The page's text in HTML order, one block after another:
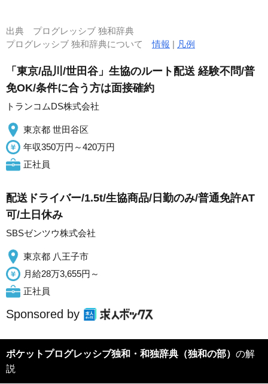
出典 プログレッシブ 独和辞典
プログレッシブ 独和辞典について情報 | 凡例
「東京/品川/世田谷」生協のルート配送 経験不問/普
免OK/条件に合う方は面接確約
トランコムDS株式会社
東京都 世田谷区
年収350万円～420万円
正社員
配送ドライバー/1.5t/生協商品/日勤のみ/普通免許AT
可/土日休み
SBSゼンツウ株式会社
東京都 八王子市
月給28万3,655円～
正社員
Sponsored by
ポケットプログレッシブ独和・和独辞典（独和の部） の解
説